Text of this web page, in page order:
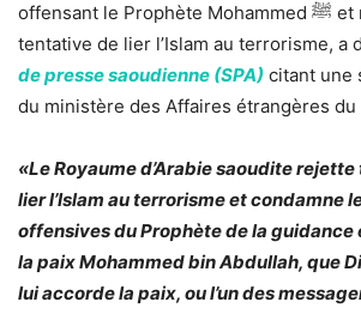
offensant le Prophète Mohammed ﷺ et rejette toute
tentative de lier l’Islam au terrorisme, a
de presse saoudienne (SPA) citant une
du ministère des Affaires étrangères du
«Le Royaume d’Arabie saoudite
lier l’Islam au terrorisme et condamne
offensives du Prophète de la guidance
la paix Mohammed bin Abdullah, que
lui accorde la paix, ou l’un des